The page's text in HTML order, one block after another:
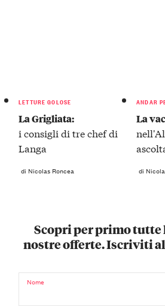
LETTURE GOLOSE
La Grigliata:
i consigli di tre chef di
Langa
di Nicolas Roncea
ANDAR
La
di
Scopri per primo tutte
nostre offerte. Iscriviti
Nome